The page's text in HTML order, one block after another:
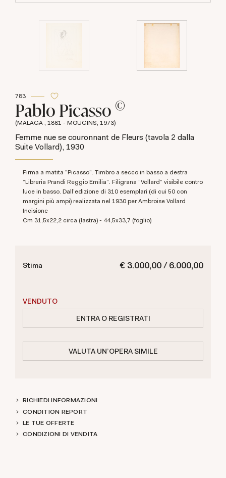
783
Pablo Picasso ©
(MALAGA , 1881 - MOUGINS, 1973)
Femme nue se couronnant de Fleurs (tavola 2 dalla
Suite Vollard), 1930
Firma a matita "Picasso". Timbro a secco in basso a destra
"Libreria Prandi Reggio Emilia". Filigrana "Vollard" visibile contro
luce in basso. Dall'edizione di 310 esemplari (di cui 50 con
margini più ampi) realizzata nel 1930 per Ambroise Vollard
Incisione
cm 31,5x22,2 circa (lastra) - 44,5x33,7 (foglio)
€ 3.000,00 / 6.000,00
Stima
VENDUTO
ENTRA O REGISTRATI
VALUTA UN'OPERA SIMILE
RICHIEDI INFORMAZIONI
CONDITION REPORT
LE TUE OFFERTE
CONDIZIONI DI VENDITA